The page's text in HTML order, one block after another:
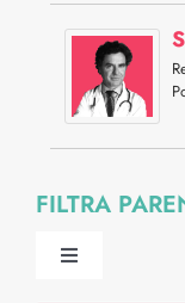
FILTRA
Toggle